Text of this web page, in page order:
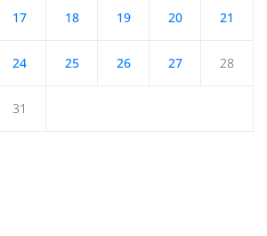
17 18 19 20 21
24 25 26 27 28
31